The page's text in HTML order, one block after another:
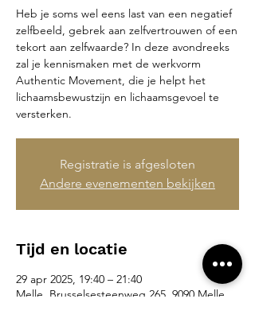
Heb je soms wel eens last van een negatief
zelfbeeld, gebrek aan zelfvertrouwen of een
tekort aan zelfwaarde? In deze avondreeks
zal je kennismaken met de werkvorm
Authentic Movement, die je helpt het
lichaamsbewustzijn en lichaamsgevoel te
versterken.
Registratie is afgesloten
Andere evenementen bekijken
Tijd en locatie
29 apr 2025, 19:40 – 21:40
Melle, Brusselsesteenweg 265, 9090 Melle,